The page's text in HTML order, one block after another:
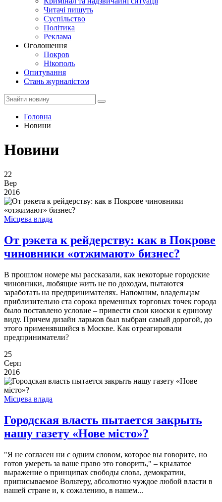
Читачі пишуть
Суспільство
Політика
Реклама
Оголошення
Покров
Нікополь
Опитування
Стань журналістом
Головна
Новини
Новини
22
Вер
2016
Місцева влада
От рэкета к рейдерству: как в Покрове
чиновники «отжимают» бизнес?
В прошлом номере мы рассказали, как некоторые городские
чиновники, любящие жить не по доходам, пытаются
заработать на предпринимателях. Напомним, владельцам
приблизительно ста сорока временных торговых точек города
было поставлено условие – привести свои киоски к единому
виду. Причем дизайн ларьков был выбран самый дорогой, до
этого применявшийся в Москве. Как отреагировали
предприниматели?
25
Серп
2016
Місцева влада
Городская власть пытается закрыть
нашу газету «Нове місто»?
"Я не согласен ни с одним словом, которое вы говорите, но
готов умереть за ваше право это говорить," – крылатое
выражение о принципах свободы слова, демократии,
приписываемое Вольтеру, абсолютно чуждое любой власти в
нашей стране и, к сожалению, в нашем...